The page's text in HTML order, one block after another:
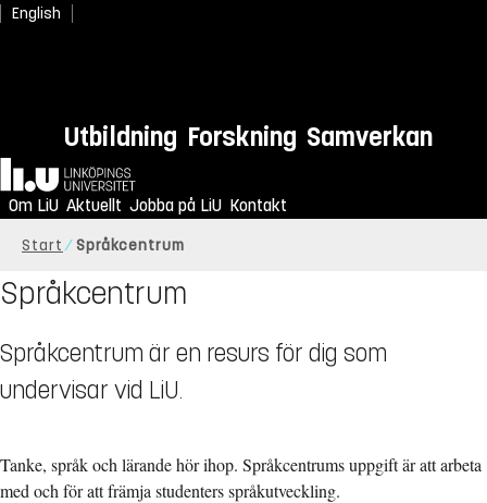
English
Utbildning Forskning Samverkan
Hem
Om LiU Aktuellt Jobba på LiU Kontakt
Start Språkcentrum
Språkcentrum
Språkcentrum är en resurs för dig som
undervisar vid LiU.
Tanke, språk och lärande hör ihop. Språkcentrums uppgift är att arbeta
med och för att främja studenters språkutveckling.